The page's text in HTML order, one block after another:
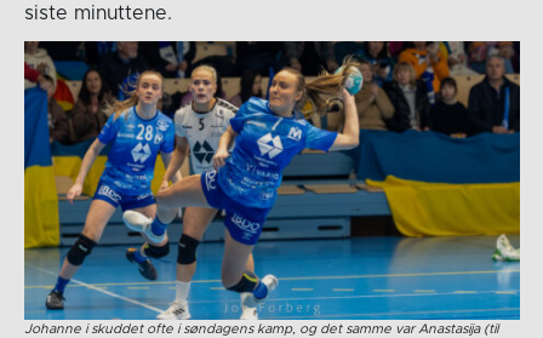
siste minuttene.
Johanne i skuddet ofte i søndagens kamp, og det samme var Anastasija (til